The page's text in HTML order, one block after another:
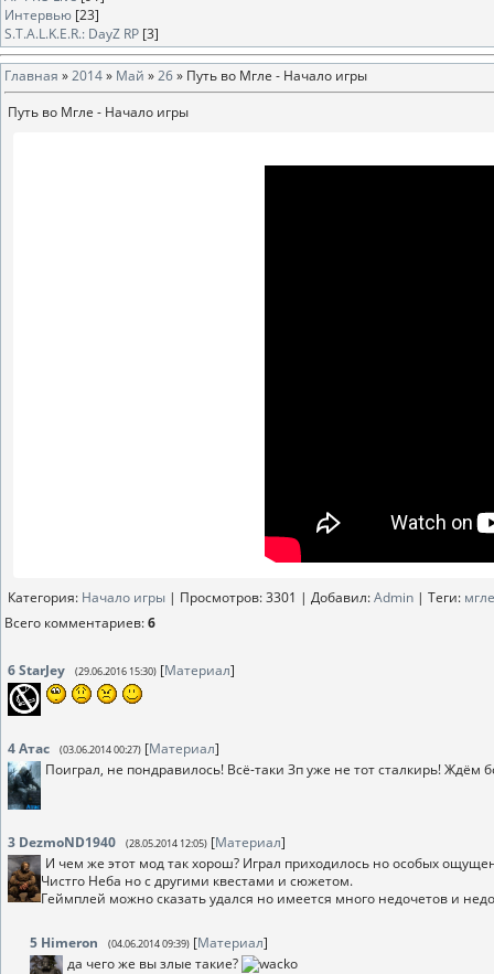
Интервью [23]
S.T.A.L.K.E.R.: DayZ RP [3]
Главная »2014» Май »26» Путь во Мгле - Начало игры
Путь во Мгле - Начало игры
Категория: Начало игры | Просмотров: 3301 | Добавил:Аdmin | Теги: мгле
Всего комментариев:6
6StarJey (29.06.2016 15:30) [Материал]
4Атас (03.06.2014 00:27) [Материал]
Поиграл, не пондравилось! Всё-таки Зп уже не тот сталкирь! Ждём
3 DezmoND1940 (28.05.2014 12:05) [Материал]
И чем же этот мод так хорош? Играл приходилось но особых
Чистго Неба но с другими квестами и сюжетом.
Геймплей можно сказать удался но имеется много недочетов и
5 Himeron (04.06.2014 09:39) [Материал]
да чего же вы злые такие?